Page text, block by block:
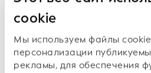
cookie
Мы используем файлы
персонализации
рекламы, для обеспечения
предварительной
проверках фонда GLEIF
Для получения